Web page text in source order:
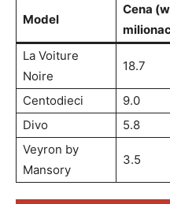
Model
Cena⁣ (w
La Voiture
Noire
18.7
Centodieci 9.0
Divo
5.8
Veyron by
Mansory
3.5